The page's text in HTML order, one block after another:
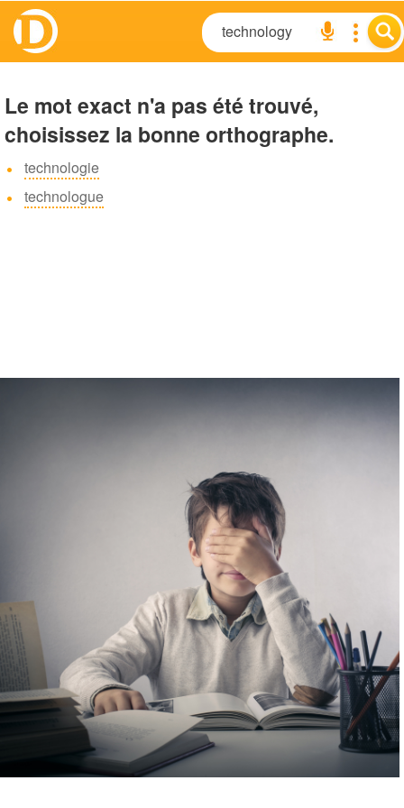
Le mot exact n'a pas été trouvé,
choisissez la bonne orthographe.
technologie
technologue